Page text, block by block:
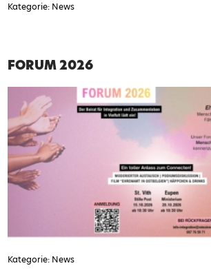
Kategorie: News
FORUM 2026
Kategorie: News